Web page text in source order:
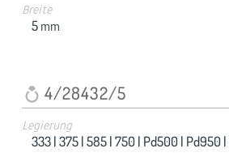
Breite
5 mm
4/28432/5
Legierung
333 |375 |585 |750 | Pd500 | Pd950 |